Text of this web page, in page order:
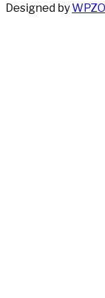
Designed by